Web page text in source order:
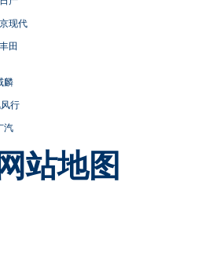
现代
田
麟
行
汽
网站地图